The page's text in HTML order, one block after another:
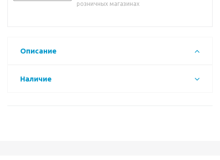
розничных магазинах
Описание
Наличие